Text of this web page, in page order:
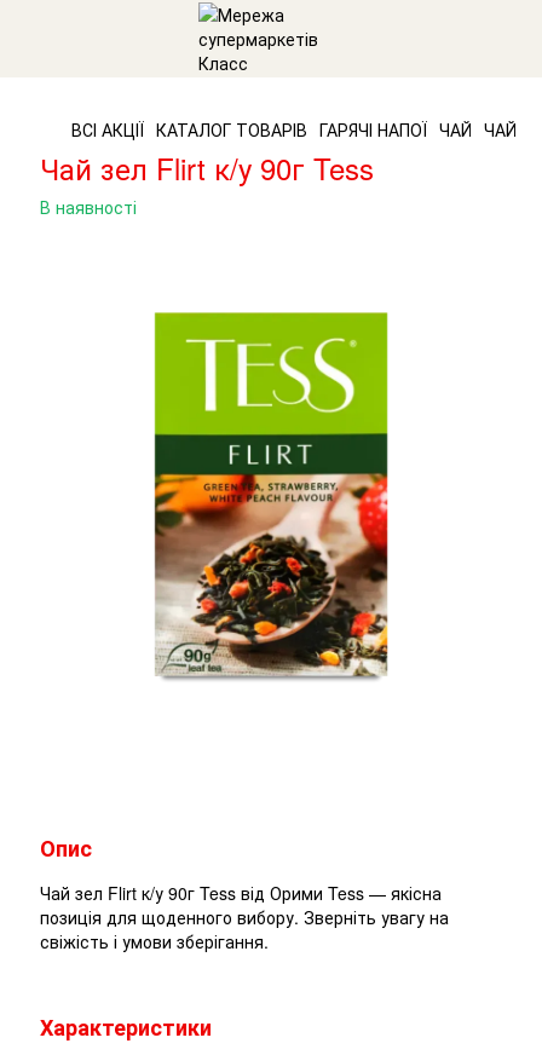
ВСІ АКЦІЇ КАТАЛОГ ТОВАРІВ ГАРЯЧІ НАПОЇ ЧАЙ ЧАЙ
Чай зел Flirt к/у 90г Tess
В наявності
Опис
Чай зел Flirt к/у 90г Tess від Орими Tess — якісна
позиція для щоденного вибору. Зверніть увагу на
свіжість і умови зберігання.
Характеристики